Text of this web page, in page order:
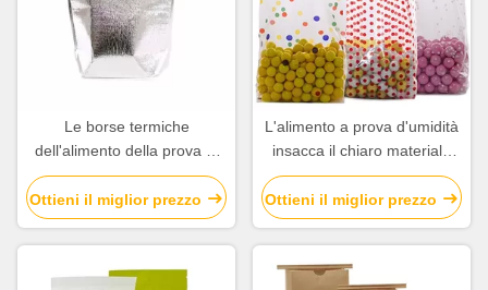
Le borse termiche
dell'alimento della prova di
scossa, la consegna isolata
dell'alimento insacca il
materiale di alluminio del film
Ottieni il miglior prezzo
L'alimento a prova d'umidità
insacca il chiaro materiale
del polipropilene del
violoncello per Candy duro
Ottieni il miglior prezzo